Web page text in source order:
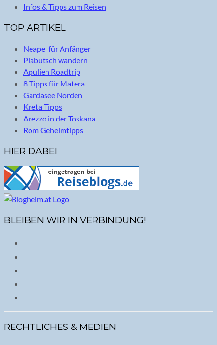
Infos & Tipps zum Reisen
TOP ARTIKEL
Neapel für Anfänger
Plabutsch wandern
Apulien Roadtrip
8 Tipps für Matera
Gardasee Norden
Kreta Tipps
Arezzo in der Toskana
Rom Geheimtipps
HIER DABEI
BLEIBEN WIR IN VERBINDUNG!
RECHTLICHES & MEDIEN